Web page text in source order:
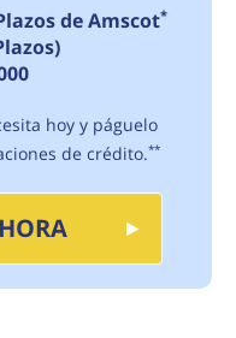
de Amscot*
hoy y páguelo
de crédito.**